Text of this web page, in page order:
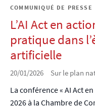
COMMUNIQUÉ DE PRESSE
L’AI Act en
pratique dans
artificielle
20/01/2026 Sur le plan
La conférence « AI Act
2026 à la Chambre de